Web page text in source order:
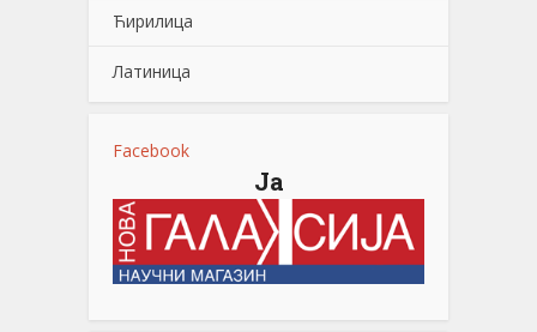
Ћирилица
Латиница
Facebook
Ја